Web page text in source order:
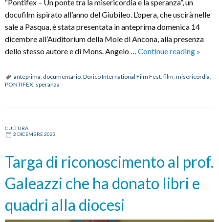
“Pontifex – Un ponte tra la misericordia e la speranza”, un
docufilm ispirato all’anno del Giubileo. L’opera, che uscirà nelle
sale a Pasqua, è stata presentata in anteprima domenica 14
dicembre all’Auditorium della Mole di Ancona, alla presenza
dello stesso autore e di Mons. Angelo … Continue reading
la
»
anteprima, documentario, Dorico International Film Fest, film, misericordia,
PONTIFEX, speranza
CULTURA
2 DICEMBRE 2023
Targa di riconoscimento al prof.
Galeazzi che ha donato libri e
quadri alla diocesi